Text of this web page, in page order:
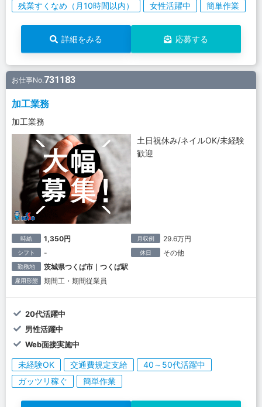
残業すくなめ（月10時間以内）
女性活躍中 簡単作業
詳細をみる 応募する
お仕事No.731183
加工業務
加工業務
土日祝休み/ネイルOK/未経験
歓迎
時給 1,350円 月収例 29.6万円
シフト - 休日 その他
勤務地 茨城県つくば市｜つくば駅
雇用形態 期間工・期間従業員
20代活躍中
男性活躍中
Web面接実施中
未経験OK 交通費規定支給
40～50代活躍中
ガッツリ稼ぐ
簡単作業